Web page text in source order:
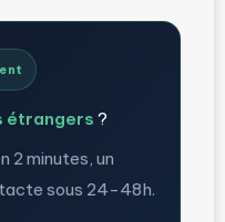
étrangers ?
2 minutes, un
sous 24-48h.